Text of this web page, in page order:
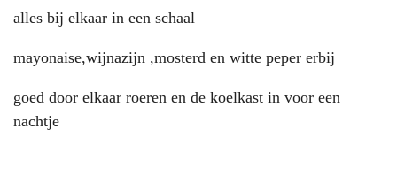
alles bij elkaar in een schaal
mayonaise,wijnazijn ,mosterd en witte peper erbij
goed door elkaar roeren en de koelkast in voor een
nachtje